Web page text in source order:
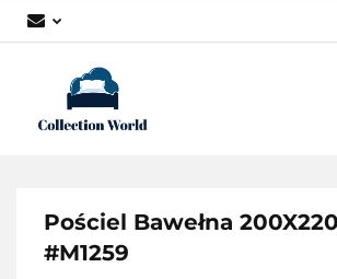
Pościel Bawełna
#M1259